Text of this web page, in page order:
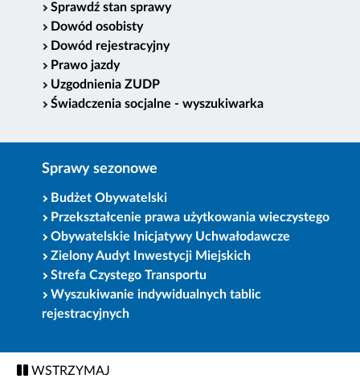
Sprawdź stan sprawy
Dowód osobisty
Dowód rejestracyjny
Prawo jazdy
Uzgodnienia ZUDP
Świadczenia socjalne - wyszukiwarka
Sprawy sezonowe
Budżet Obywatelski
Przekształcenie prawa użytkowania wieczystego
Obywatelskie Inicjatywy Uchwałodawcze
Zielony Audyt Inwestycji Miejskich
Strefa Czystego Transportu
Wyszukiwanie indywidualnych tablic
rejestracyjnych
WSTRZYMAJ